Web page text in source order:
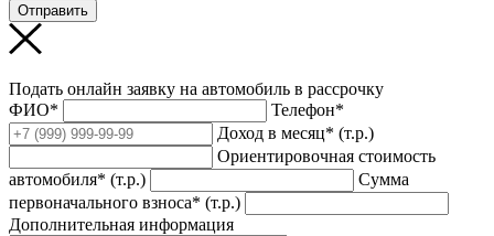
Отправить
Подать онлайн заявку на автомобиль в рассрочку
ФИО*
Телефон*
Доход в месяц* (т.р.)
Ориентировочная стоимость
автомобиля* (т.р.)
Сумма
первоначального взноса* (т.р.)
Дополнительная информация